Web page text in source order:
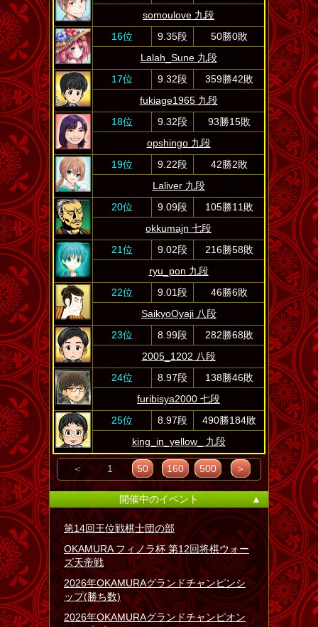
somoulove 九段
16位
9.35段
50勝0敗
Lalah_Sune 九段
17位
9.32段
359勝42敗
fukiage1965 九段
18位
9.32段
93勝15敗
opshingo 九段
19位
9.22段
42勝2敗
Laliver 九段
20位
9.09段
105勝11敗
okkumajn 七段
21位
9.02段
216勝58敗
ryu_pon 九段
22位
9.01段
46勝6敗
SaikyoOyaji 八段
23位
8.99段
282勝68敗
2005_1202 八段
24位
8.97段
138勝46敗
furibisya2000 七段
25位
8.97段
490勝184敗
king_in_yellow_ 九段
＜ 1 50 160 500 ＞
開催中のイベント ▲
第14回王位戦棋士団の部
OKAMURA フィノラ杯 第12回将棋ウォー
ズ天帝戦
2026年OKAMURAグランドチャンピンシ
ップ(勝ち数)
2026年OKAMURAグランドチャンピオン